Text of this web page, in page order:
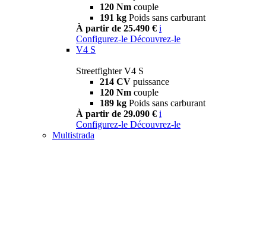
120 Nm couple
191 kg Poids sans carburant
À partir de 25.490 € i
Configurez-le Découvrez-le
V4 S
Streetfighter V4 S
214 CV puissance
120 Nm couple
189 kg Poids sans carburant
À partir de 29.090 € i
Configurez-le Découvrez-le
Multistrada